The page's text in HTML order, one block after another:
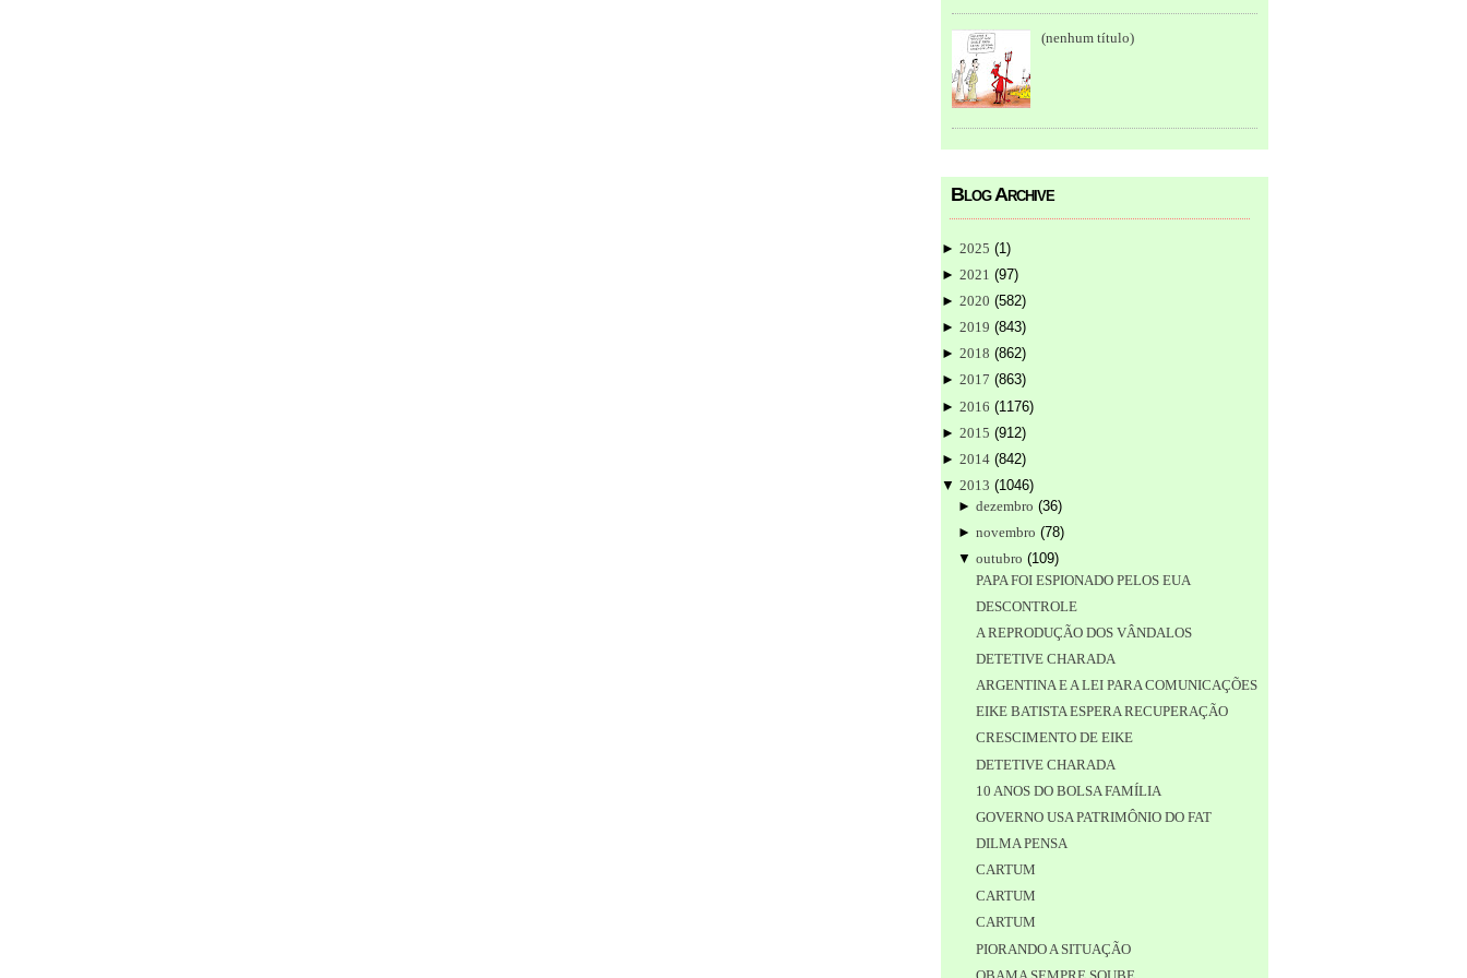
(nenhum título)
Blog Archive
► 2025 (1 )
► 2021 (97)
► 2020 (582)
► 2019 (843)
► 2018 (862)
► 2017 (863)
► 2016 (1176)
► 2015 (912)
► 2014 (842)
▼ 2013 (1046)
►dezembro (36)
►novembro (78)
▼outubro (109)
PAPA FOI ESPIONADO PELOS EUA
DESCONTROLE
A REPRODUÇÃO DOS VÂNDALOS
DETETIVE CHARADA
ARGENTINA E A LEI PARA COMUNICAÇÕES
EIKE BATISTA ESPERA RECUPERAÇÃO
CRESCIMENTO DE EIKE
DETETIVE CHARADA
10 ANOS DO BOLSA FAMÍLIA
GOVERNO USA PATRIMÔNIO DO FAT
DILMA PENSA
CARTUM
CARTUM
CARTUM
PIORANDO A SITUAÇÃO